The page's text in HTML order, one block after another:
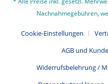
Nachnahmegebühren,
Cookie-Einstellungen
AGB und
Widerrufsbelehrung /